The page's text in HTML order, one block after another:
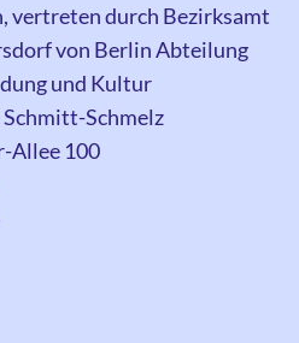
vertreten durch Bezirksamt
von Berlin Abteilung
und Kultur
Schmelz
Allee 100